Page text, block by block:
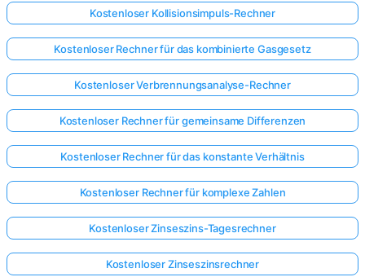
Kostenloser Kollisionsimpuls-Rechner
Kostenloser Rechner für das kombinierte Gasgesetz
Kostenloser Verbrennungsanalyse-Rechner
Kostenloser Rechner für gemeinsame Differenzen
Kostenloser Rechner für das konstante Verhältnis
Kostenloser Rechner für komplexe Zahlen
Kostenloser Zinseszins-Tagesrechner
Kostenloser Zinseszinsrechner